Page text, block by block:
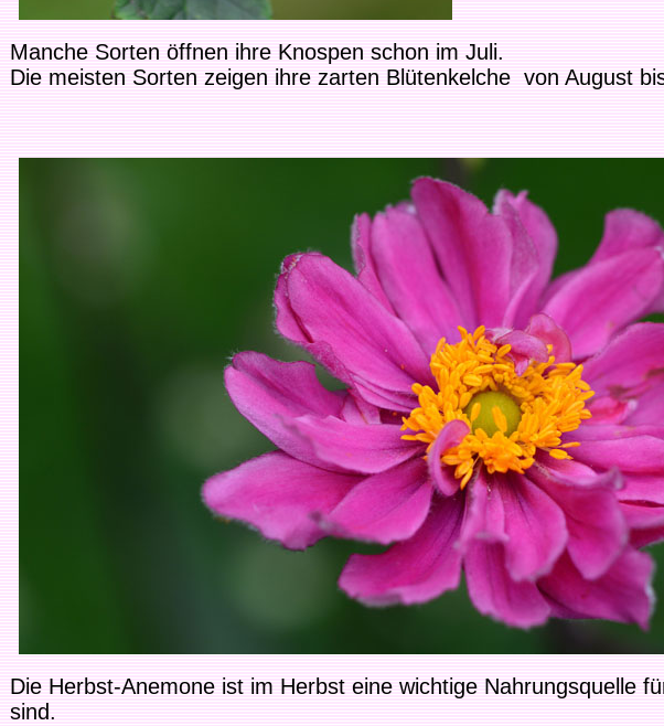
Manche Sorten öffnen ihre Knospen schon im Juli.
Die meisten Sorten zeigen ihre zarten Blütenkelche von August
Die Herbst-Anemone ist im Herbst eine wichtige Nahrungsquelle
sind.